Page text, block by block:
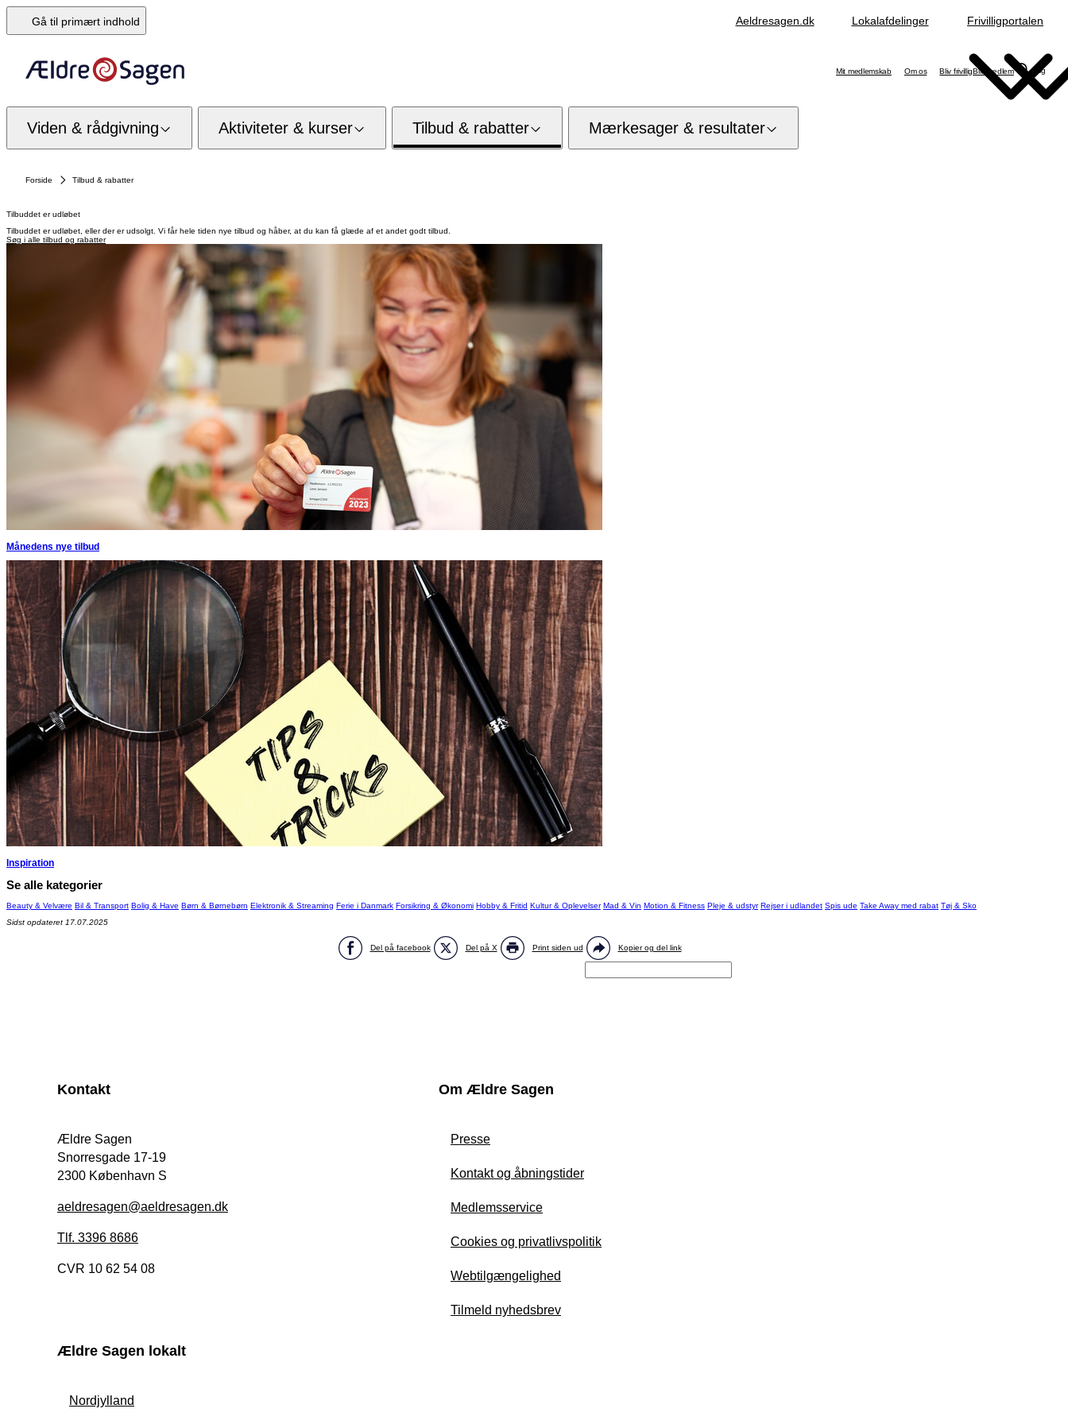
Gå til primært indhold Aeldresagen.dk Lokalafdelinger Frivilligportalen
Mit medlemskab Om os Bliv frivilligBliv medlem Søg
Viden & rådgivning Aktiviteter & kurser Tilbud & rabatter Mærkesager & resultater
Forside Tilbud & rabatter
Tilbuddet er udløbet
Tilbuddet er udløbet, eller der er udsolgt. Vi får hele tiden nye tilbud og håber, at du kan få glæde af et andet godt tilbud.
Søg i alle tilbud og rabatter
Månedens nye tilbud
Inspiration
Se alle kategorier
Beauty & Velvære Bil & Transport Bolig & Have Børn & Børnebørn Elektronik & Streaming Ferie i Danmark Forsikring & Økonomi Hobby & Fritid Kultur & Oplevelser Mad & Vin Motion & Fitness Pleje & udstyr Rejser i udlandet Spis ude Take Away med rabat Tøj & Sko
Sidst opdateret 17.07.2025
Del på facebook Del på X Print siden ud Kopier og del link
Kontakt
Ældre Sagen
Snorresgade 17-19
2300 København S
aeldresagen@aeldresagen.dk
Tlf. 3396 8686
CVR 10 62 54 08
Om Ældre Sagen
Presse
Kontakt og åbningstider
Medlemsservice
Cookies og privatlivspolitik
Webtilgængelighed
Tilmeld nyhedsbrev
Ældre Sagen lokalt
Nordjylland